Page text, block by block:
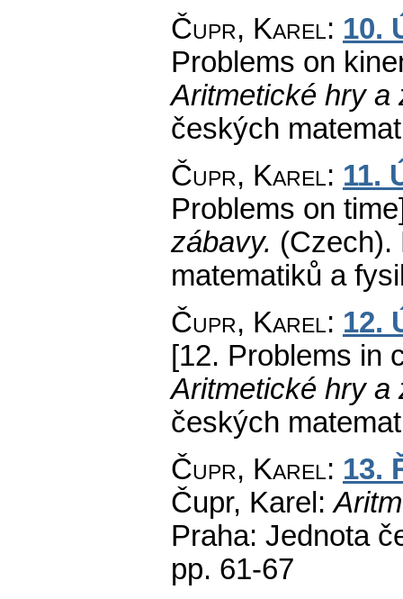
Čupr, Karel: 10.
Problems on
Aritmetické hry
českých
Čupr, Karel: 11.
Problems on
zábavy. (Czech).
matematiků a
Čupr, Karel: 12.
[12. Problems in
Aritmetické hry
českých
Čupr, Karel: 13.
Čupr, Karel:
Praha: Jednota
pp. 61-67